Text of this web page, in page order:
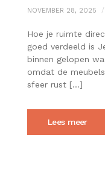
NOVEMBER 28, 2025
Hoe je ruimte
goed verdeeld is
binnen gelopen
omdat de
sfeer rust […]
Lees meer